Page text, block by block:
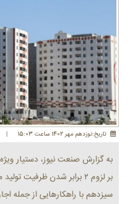
تاريخ:نوزدهم مهر 1402 ساعت 15:03 |
به گزارش صنعت نیوز، دستیار
بر لزوم ۲ برابر شدن